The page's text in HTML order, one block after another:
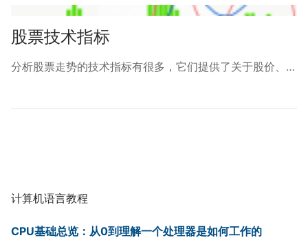
股票技术指标
分析股票走势的技术指标有很多，它们提供了关于股价、…
计算机语言教程
CPU基础总览：从0到理解一个处理器是如何工作的